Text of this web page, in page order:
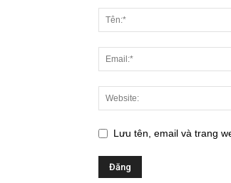
Lưu tên, email và trang